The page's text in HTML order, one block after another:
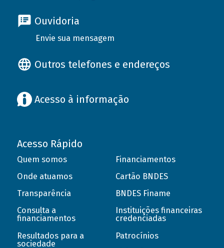
Ouvidoria
Envie sua mensagem
Outros telefones e endereços
Acesso à informação
Acesso Rápido
Quem somos
Onde atuamos
Transparência
Consulta a
financiamentos
Resultados para a
sociedade
Financiamentos
Cartão BNDES
BNDES Finame
Instituições financeiras
credenciadas
Patrocínios